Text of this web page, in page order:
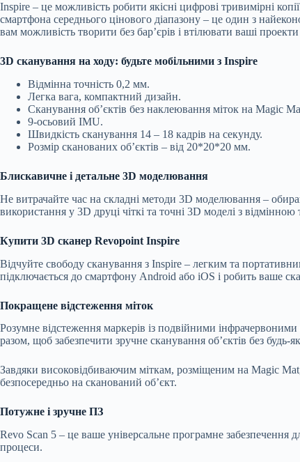
Inspire – це можливість робити якісні цифрові тривимірні
смартфона середнього цінового діапазону – це один з
вам можливість творити без бар’єрів і втілювати ваші
3D сканування на ходу: будьте мобільними з Inspire
Відмінна точність 0,2 мм.
Легка вага, компактний дизайн.
Сканування об’єктів без наклеювання міток на Magic
9-осьовий IMU.
Швидкість сканування 14 – 18 кадрів на секунду.
Розмір сканованих об’єктів – від 20*20*20 мм.
Блискавичне і детальне 3D моделювання
Не витрачайте час на складні методи 3D моделювання –
використання у 3D друці чіткі та точні 3D моделі з
Купити 3D сканер Revopoint Inspire
Відчуйте свободу сканування з Inspire – легким та
підключається до смартфону Android або iOS і робить ваше
Покращене відстеження міток
Розумне відстеження маркерів із подвійними
разом, щоб забезпечити зручне сканування об’єктів без будь-
Завдяки високовідбиваючим міткам, розміщеним на Magic
безпосередньо на сканований об’єкт.
Потужне і зручне ПЗ
Revo Scan 5 – це ваше універсальне програмне забезпечення
процеси.